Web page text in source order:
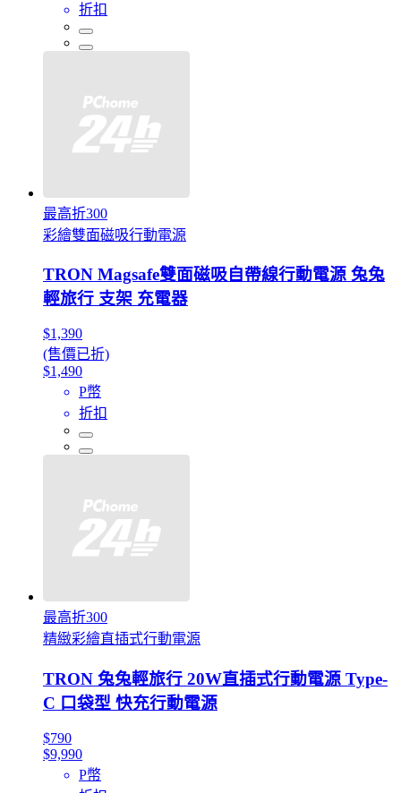
折扣
最高折300
彩繪雙面磁吸行動電源
TRON Magsafe雙面磁吸自帶線行動電源 兔兔
輕旅行 支架 充電器
$1,390
(售價已折)
$1,490
P幣
折扣
最高折300
精緻彩繪直插式行動電源
TRON 兔兔輕旅行 20W直插式行動電源 Type-
C 口袋型 快充行動電源
$790
$9,990
P幣